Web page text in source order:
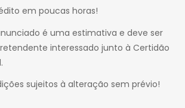
em poucas horas!
é uma estimativa e deve ser
interessado junto à Certidão
sujeitos à alteração sem prévio!